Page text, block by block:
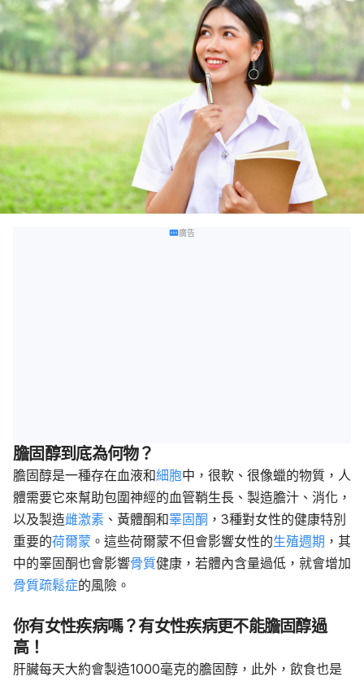
廣告
膽固醇到底為何物？
膽固醇是一種存在血液和細胞中，很軟、很像蠟的物質，人
體需要它來幫助包圍神經的血管鞘生長、製造膽汁、消化，
以及製造雌激素 、黃體酮和睪固酮 ，3種對女性的健康特別
重要的荷爾蒙 。這些荷爾蒙不但會影響女性的生殖週期 ，其
中的睪固酮也會影響骨質健康，若體內含量過低，就會增加
骨質疏鬆症的風險。
你有女性疾病嗎？有女性疾病更不能膽固醇過
高！
肝臟每天大約會製造1000毫克的膽固醇，此外，飲食也是